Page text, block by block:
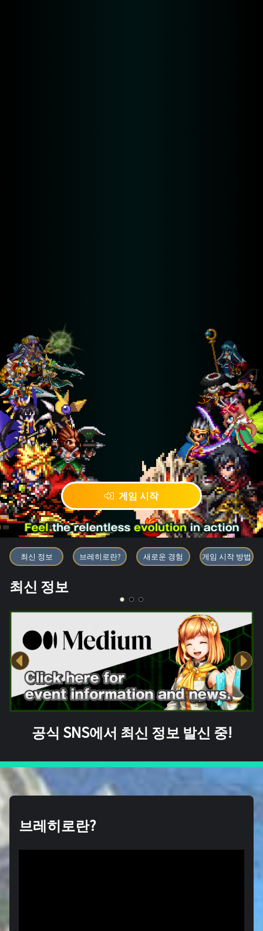
게임 시작
블록체인 게임 「BRAVE
최신 정보 브레히로란? 새로운 경험 게임 시작 방법
최신 정보
공식 SNS에서 최신 정보 발신 중!
브레히로란?